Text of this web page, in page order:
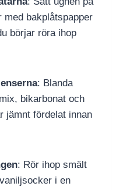
med bakplåtspapper
börjar röra ihop
: Blanda
bikarbonat och
jämnt fördelat innan
: Rör ihop smält
i en